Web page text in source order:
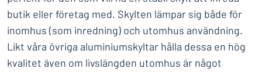
butik eller företag med. Skylten lämpar sig både för
inomhus (som inredning) och utomhus användning.
Likt våra övriga aluminiumskyltar hålla dessa en hög
kvalitet även om livslängden utomhus är något